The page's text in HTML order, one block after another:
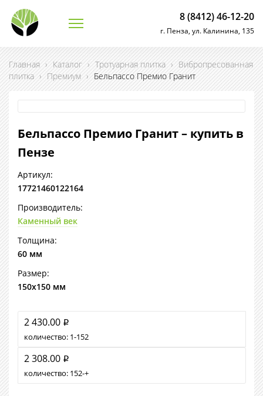
8 (8412) 46-12-20
г. Пенза, ул. Калинина, 135
Главная › Каталог › Тротуарная плитка › Вибропресованная
плитка › Премиум › Бельпассо Премио Гранит
Бельпассо Премио Гранит – купить в
Пензе
Артикул:
17721460122164
Производитель:
Каменный век
Толщина:
60 мм
Размер:
150х150 мм
2 430.00 i
количество: 1 152
2 308.00 i
количество: 152 +